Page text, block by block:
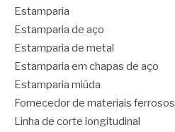
Estamparia
Estamparia de aço
Estamparia de metal
Estamparia em chapas de aço
Estamparia miúda
Fornecedor de materiais ferrosos
Linha de corte longitudinal